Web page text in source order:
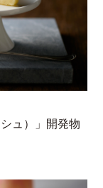
ュ）」開発物